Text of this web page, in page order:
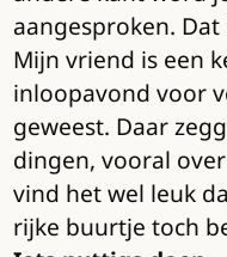
aangesproken.
Mijn vriend is een
inloopavond voor
geweest. Daar
dingen, vooral
vind het wel leuk
rijke buurtje toch